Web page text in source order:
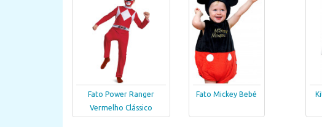
Fato Power Ranger
Vermelho Clássico
Fato Mickey Bebé